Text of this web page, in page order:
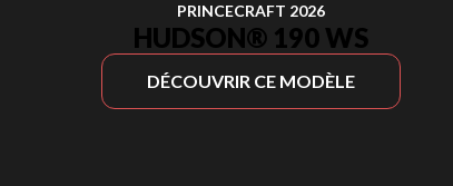
PRINCECRAFT 2026
HUDSON® 190 WS
DÉCOUVRIR CE MODÈLE